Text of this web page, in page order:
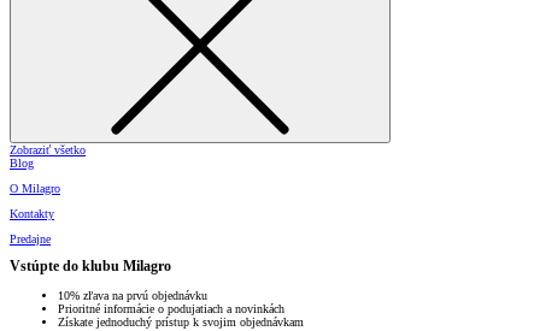
Zobraziť všetko
Blog
O Milagro
Kontakty
Predajne
Vstúpte do klubu Milagro
10% zľava na prvú objednávku
Prioritné informácie o podujatiach a novinkách
Získate jednoduchý prístup k svojim objednávkam